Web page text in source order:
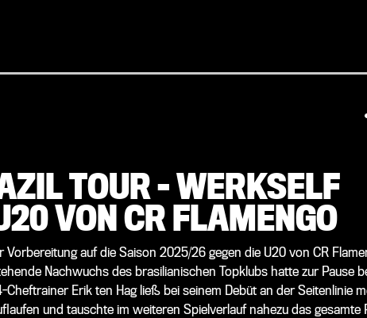
TOUR – WERKSELF
VON CR FLAMENGO
Vorbereitung auf die Saison 2025/26 gegen die U20 von CR
Nachwuchs des brasilianischen Topklubs hatte zur Pause
Erik ten Hag ließ bei seinem Debüt an der Seitenlinie
und tauschte im weiteren Spielverlauf nahezu das gesamte